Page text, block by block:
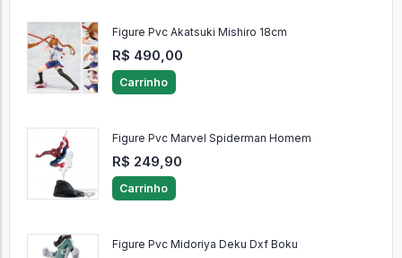
Figure Pvc Akatsuki Mishiro 18cm
R$ 490,00
Carrinho
Figure Pvc Marvel Spiderman Homem
R$ 249,90
Carrinho
Figure Pvc Midoriya Deku Dxf Boku